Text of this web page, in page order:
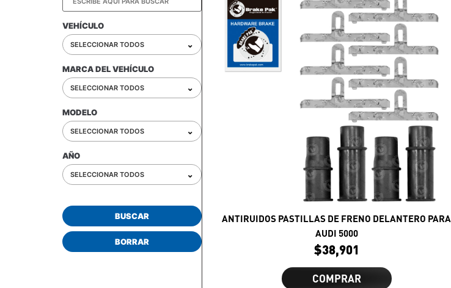
VEHÍCULO
SELECCIONAR TODOS ⌄
MARCA DEL VEHÍCULO
SELECCIONAR TODOS ⌄
MODELO
SELECCIONAR TODOS ⌄
AÑO
SELECCIONAR TODOS ⌄
BUSCAR
BORRAR
ANTIRUIDOS PASTILLAS DE FRENO DELANTERO PARA
AUDI 5000
$38,901
COMPRAR